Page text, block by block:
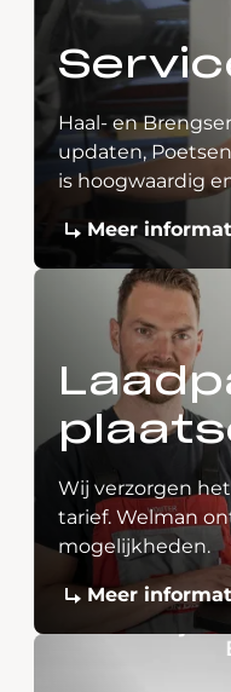
Haal- en
updaten,
is hoogwaardig
Meer
Wij verzorgen
tarief. Welman
mogelijkheden.
Meer